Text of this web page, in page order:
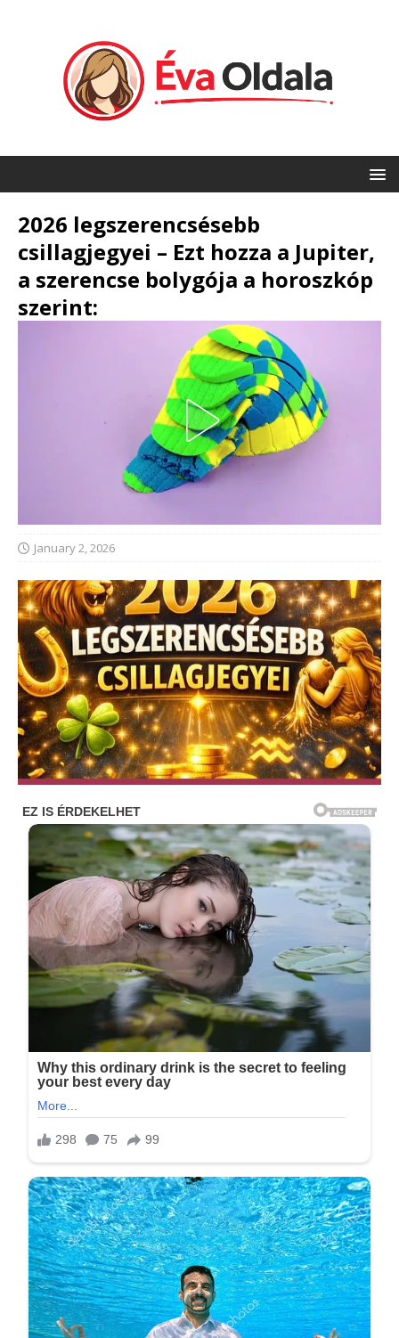
2026 legszerencsésebb
csillagjegyei – Ezt hozza a Jupiter,
a szerencse bolygója a horoszkóp
szerint:
January 2, 2026